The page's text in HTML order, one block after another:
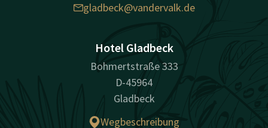
gladbeck@vandervalk.de
Hotel Gladbeck
Bohmertstraße 333
D-45964
Gladbeck
Wegbeschreibung